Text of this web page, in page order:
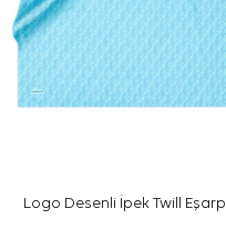
Logo Desenli İpek Twill Eşarp